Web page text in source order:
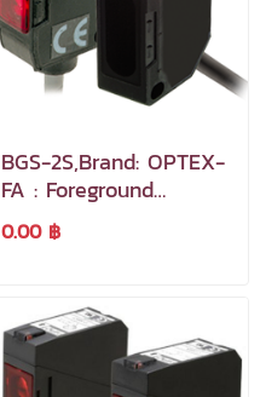
BGS-2S,Brand: OPTEX-
FA : Foreground
Background suppression
สวิตช์ตรวจจับด้วยลำแสง
0.00 ฿